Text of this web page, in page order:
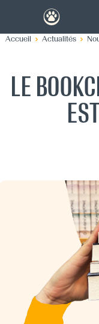
Accueil Actualités
LE